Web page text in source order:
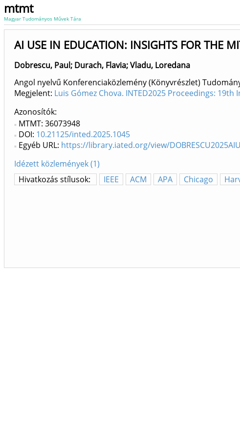
mtmt
Magyar Tudományos Művek Tára
AI USE IN EDUCATION: INSIGHTS FOR THE
Dobrescu, Paul; Durach, Flavia;Vladu, Loredana
Angol nyelvű Konferenciaközlemény (Könyvrészlet)
Megjelent: Luis Gómez Chova. INTED2025 Proceedings:
Azonosítók
MTMT: 36073948
DOI: 10.21125/inted.2025.1045
Egyéb URL: https://library.iated.org/view/DOBRESCU2025AIU
Idézett közlemények (1)
Hivatkozás stílusok:
IEEE ACM APA Chicago